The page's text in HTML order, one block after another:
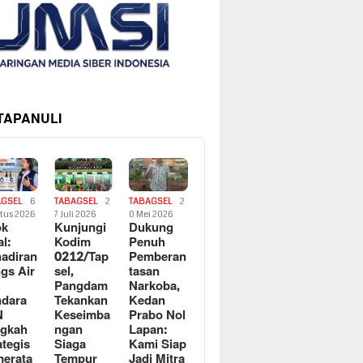
6
2026
Air
TABAGSEL
2
7 Juli 2026
Kunjungi
Kodim
0212/Tap
sel,
Pangdam
Tekankan
Keseimba
ngan
Siaga
TABAGSEL
2
0 Mei 2026
Dukung
Penuh
Pemberan
tasan
Narkoba,
Kedan
Prabo Nol
Lapan:
Kami Siap